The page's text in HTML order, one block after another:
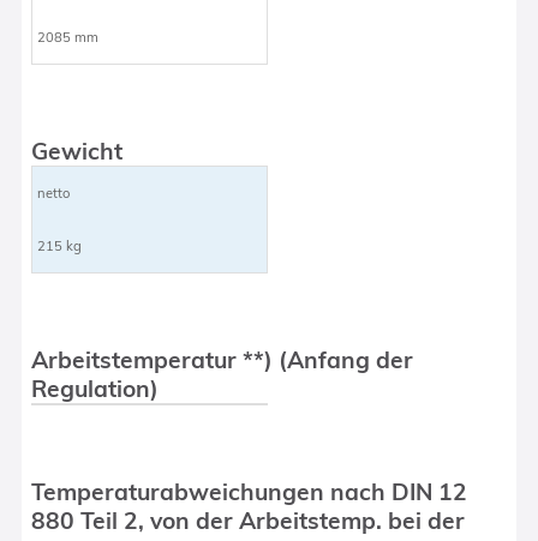
2085 mm
Gewicht
netto
215 kg
Arbeitstemperatur **) (Anfang der
Regulation)
Temperaturabweichungen nach DIN 12
880 Teil 2, von der Arbeitstemp. bei der